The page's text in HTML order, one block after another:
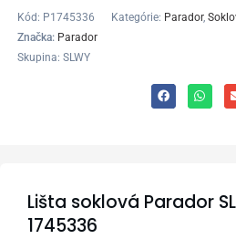
Kód: P1745336 Kategórie: Parador,
Značka: Parador
Skupina: SLWY
Lišta soklová Parador
1745336